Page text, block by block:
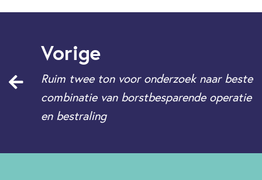
Vorige
Ruim twee ton voor onderzoek naar beste
combinatie van borstbesparende operatie
en bestraling